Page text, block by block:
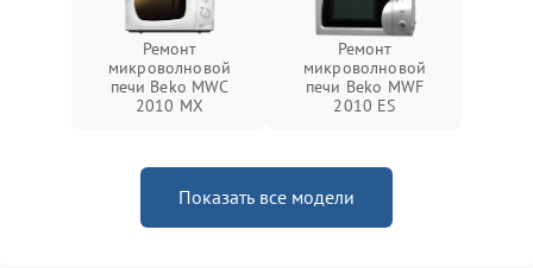
Ремонт
микроволновой
печи Beko MWC
2010 MX
Ремонт
микроволновой
печи Beko MWF
2010 ES
Показать все модели